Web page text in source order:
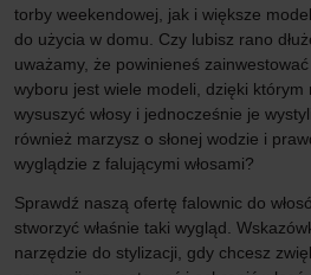
torby weekendowej, jak i większe
do użycia w domu. Czy lubisz rano
uważamy, że powinieneś
wyboru jest wiele modeli, dzięki którym
wysuszyć włosy i jednocześnie je
również marzysz o słonej wodzie i
wyglądzie z falującymi włosami?
Sprawdź naszą ofertę falownic do
stworzyć właśnie taki wygląd.
narzędzie do stylizacji, gdy chcesz